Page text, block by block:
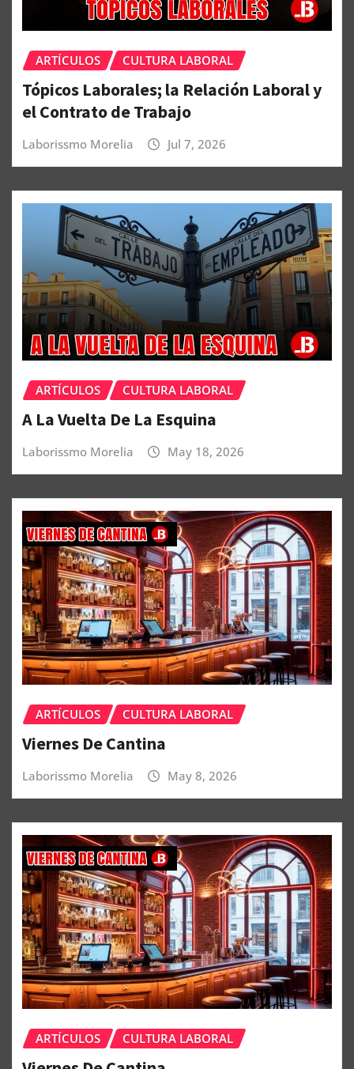
ARTÍCULOS CULTURA LABORAL
Tópicos Laborales; la Relación Laboral y
el Contrato de Trabajo
Laborissmo Morelia Jul 7, 2026
ARTÍCULOS CULTURA LABORAL
A La Vuelta De La Esquina
Laborissmo Morelia May 18, 2026
ARTÍCULOS CULTURA LABORAL
Viernes De Cantina
Laborissmo Morelia May 8, 2026
ARTÍCULOS CULTURA LABORAL